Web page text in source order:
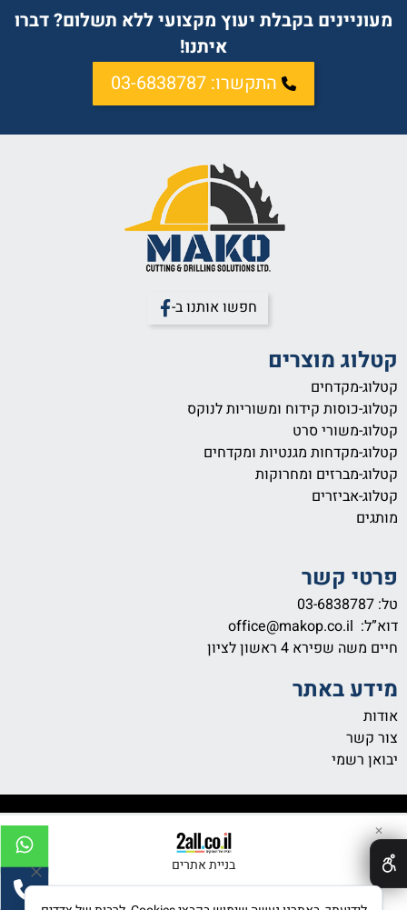
מעוניינים בקבלת יעוץ מקצועי ללא תשלום? דברו
איתנו!
התקשרו: 03-6838787
חפשו אותנו ב-
קטלוג מוצרים
קטלוג-מקדחים
קטלוג-כוסות קידוח ומשוריות לנוקס
קטלוג-משורי סרט
קטלוג-מקדחות מגנטיות ומקדחים
קטלוג-מברזים ומחרוקות
קטלוג-אביזרים
מותגים
פרטי קשר
טל: 03-6838787
דוא”ל: office@makop.co.il
חיים משה שפירא 4
ראשון לציון
מידע באתר
אודות
צור קשר
יבואן רשמי
בניית אתרים
✕